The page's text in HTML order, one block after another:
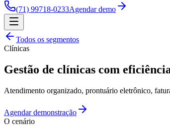
(71) 99718-0233Agendar demo
Todos os segmentos
Clínicas
Gestão de clínicas com
Atendimento organizado, prontuário eletrônico,
Agendar demonstração
O cenário